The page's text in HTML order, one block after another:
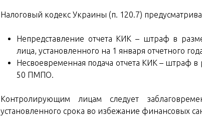
Налоговый кодекс Украины (п. 120.7)
Непредставление отчета КИК – штраф в
лица, установленного на 1 января отчетного
Несвоевременная подача отчета КИК – штраф
50 ПМПО.
Контролирующим лицам следует
установленного срока во избежание финансовых